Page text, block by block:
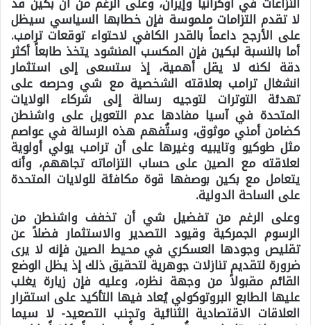
لا تقدم التزامات ملموسة فإن خطابها السياسي سيظل
على الأرجح داعماً بالقدر الكافي لاحتواء توقعات ترامب.
أما بالنسبة لبكين فإن المكسب المنشود يتخذ طابعاً أكثر
دقة لكنه لا يقل أهمية، إذ ستسعى إلى استثمار
انشغال ترامب بعلاقته الشخصية مع شي وحرصه على
تهدئة التوترات لتوجيه رسالة إلى شركاء الولايات
المتحدة في آسيا مفادها عدم التعويل على واشنطن
كضامن أمني موثوق، وستُفهم هذه الرسالة في عواصم
مثل طوكيو وتايبيه وغيرها على أن ترامب يولي أولوية
لعلاقته مع الصين على حساب التزاماته تجاههم، وأنه
يتعامل مع بكين بوصفها قوة مكافئة للولايات المتحدة
على الساحة الدولية.
وعلى الرغم من تفضيل شي أن تخفف واشنطن من
الرسوم الجمركية وقيود التصدير والاستثمار فضلاً عن
تقليص وجودها العسكري في محيط الصين فإنه لا يرى
ضرورة لتقديم تنازلات جوهرية لتحقيق ذلك إذ يظل الوضع
القائم مقبولاً من وجهة نظره، وعليه فإن زيارة يغلب
عليها الطابع البروتوكولي يُعاد فيها التأكيد على استقرار
العلاقات الاقتصادية الثنائية وتجنب التصعيد- لا سيما